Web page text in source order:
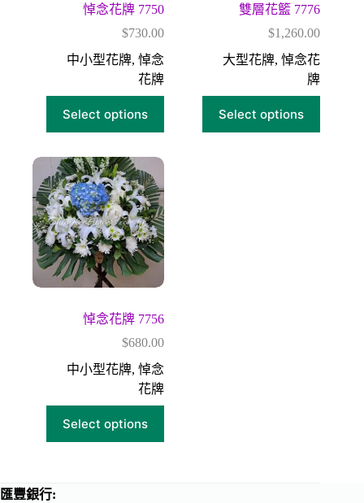
悼念花牌 7750
$730.00
中小型花牌, 悼念
花牌
Select options
雙層花籃 7776
$1,260.00
大型花牌,悼念花
牌
Select options
悼念花牌 7756
$680.00
中小型花牌, 悼念
花牌
Select options
匯豐銀行: